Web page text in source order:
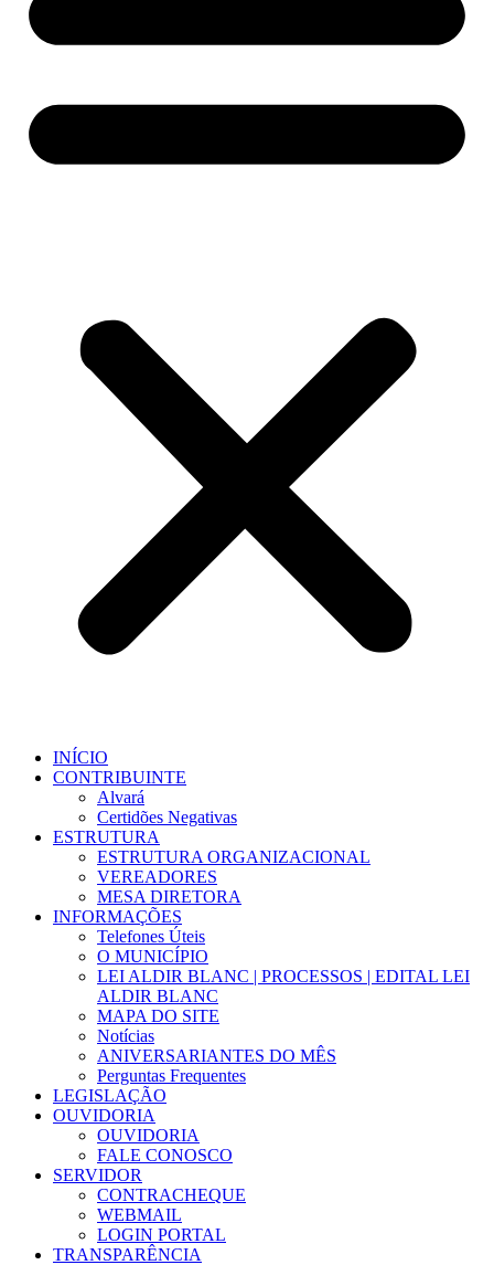
INÍCIO
CONTRIBUINTE
Alvará
Certidões Negativas
ESTRUTURA
ESTRUTURA ORGANIZACIONAL
VEREADORES
MESA DIRETORA
INFORMAÇÕES
Telefones Úteis
O MUNICÍPIO
LEI ALDIR BLANC | PROCESSOS | EDITAL LEI
ALDIR BLANC
MAPA DO SITE
Notícias
ANIVERSARIANTES DO MÊS
Perguntas Frequentes
LEGISLAÇÃO
OUVIDORIA
OUVIDORIA
FALE CONOSCO
SERVIDOR
CONTRACHEQUE
WEBMAIL
LOGIN PORTAL
TRANSPARÊNCIA